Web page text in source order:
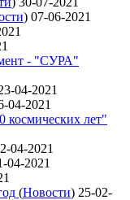
) 07-06-2021
- "СУРА"
04-2021
04-2021
лет"
04-2021
04-2021
(Новости) 25-02-